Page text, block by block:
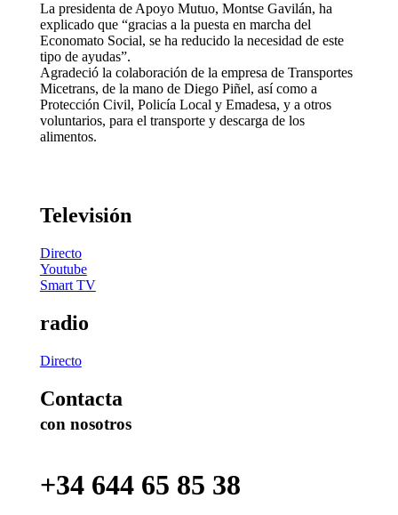
La presidenta de Apoyo Mutuo, Montse Gavilán, ha
explicado que “gracias a la puesta en marcha del
Economato Social, se ha reducido la necesidad de este
tipo de ayudas”.
Agradeció la colaboración de la empresa de Transportes
Micetrans, de la mano de Diego Piñel, así como a
Protección Civil, Policía Local y Emadesa, y a otros
voluntarios, para el transporte y descarga de los
alimentos.
Televisión
Directo
Youtube
Smart TV
radio
Directo
Contacta
con nosotros
+34 644 65 85 38